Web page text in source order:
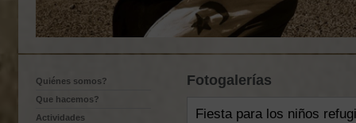
Quiénes somos?
Que hacemos?
Actividades
Fotogalerías
Fiesta para los niños